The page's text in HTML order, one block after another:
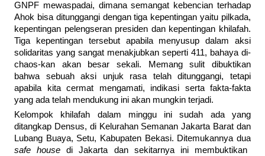
GNPF mewaspadai, dimana semangat kebencian terhadap
Ahok bisa ditunggangi dengan tiga kepentingan yaitu pilkada,
kepentingan pelengseran presiden dan kepentingan khilafah.
Tiga kepentingan tersebut apabila menyusup dalam aksi
solidaritas yang sangat menakjubkan seperti 411, bahaya di-
chaos-kan akan besar sekali. Memang sulit dibuktikan
bahwa sebuah aksi unjuk rasa telah ditunggangi, tetapi
apabila kita cermat mengamati, indikasi serta fakta-fakta
yang ada telah mendukung ini akan mungkin terjadi.
Kelompok khilafah dalam minggu ini sudah ada yang
ditangkap Densus, di Kelurahan Semanan Jakarta Barat dan
Lubang Buaya, Setu, Kabupaten Bekasi. Ditemukannya dua
safe house di Jakarta dan sekitarnya ini membuktikan